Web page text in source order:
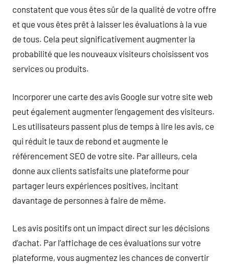
constatent que vous êtes sûr de la qualité de votre offre
et que vous êtes prêt à laisser les évaluations à la vue
de tous. Cela peut significativement augmenter la
probabilité que les nouveaux visiteurs choisissent vos
services ou produits.
Incorporer une carte des avis Google sur votre site web
peut également augmenter l’engagement des visiteurs.
Les utilisateurs passent plus de temps à lire les avis, ce
qui réduit le taux de rebond et augmente le
référencement SEO de votre site. Par ailleurs, cela
donne aux clients satisfaits une plateforme pour
partager leurs expériences positives, incitant
davantage de personnes à faire de même.
Les avis positifs ont un impact direct sur les décisions
d’achat. Par l’affichage de ces évaluations sur votre
plateforme, vous augmentez les chances de convertir